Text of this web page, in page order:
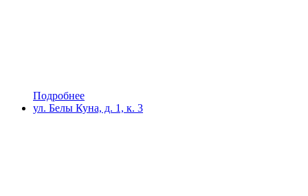
Подробнее
ул. Белы Куна, д. 1, к. 3